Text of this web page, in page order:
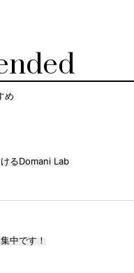
め
るDomani Lab
中です！